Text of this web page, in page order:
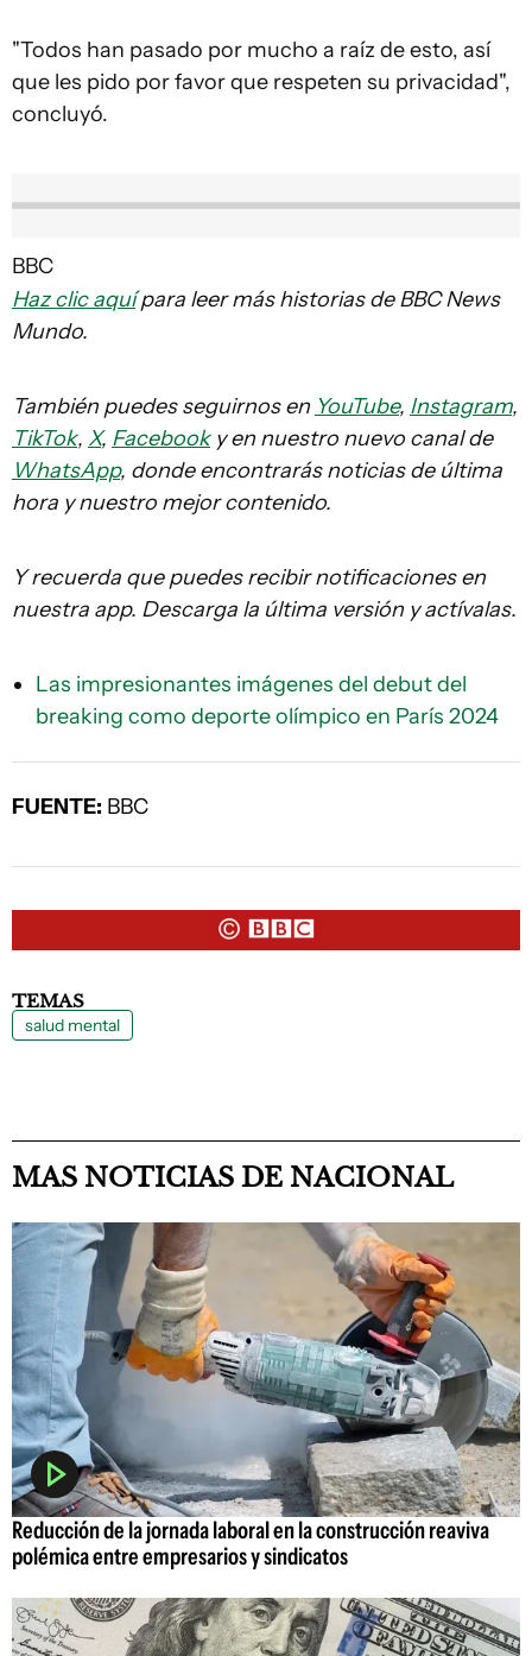
"Todos han pasado por mucho a raíz de esto, así
que les pido por favor que respeten su privacidad",
concluyó.
BBC
Haz clic aquípara leer más historias de BBC News
Mundo.
También puedes seguirnos en YouTube, Instagram,
TikTok, X, Facebooky en nuestro nuevo canal de
WhatsApp, donde encontrarás noticias de última
hora y nuestro mejor contenido.
Y recuerda que puedes recibir notificaciones en
nuestra app. Descarga la última versión y actívalas.
Las impresionantes imágenes del debut del
breaking como deporte olímpico en París 2024
FUENTE: BBC
TEMAS
salud mental
MAS NOTICIAS DE NACIONAL
Reducción de la jornada laboral en la construcción reaviva
polémica entre empresarios y sindicatos